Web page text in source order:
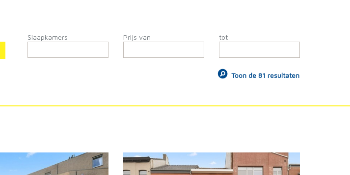
Slaapkamers Prijs van tot
Toon de 81 resultaten